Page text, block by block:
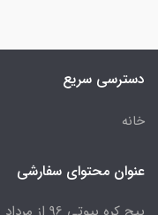
دسترسی سریع
خانه
عنوان محتوای سفارشی